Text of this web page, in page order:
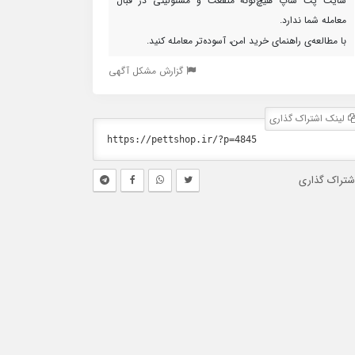
معامله شما ندارد.
با مطالعه‌ی راهنمای خرید امن، آسوده‌تر معامله کنید.
گزارش مشکل آگهی
لینک اشتراک گذاری
گذاری